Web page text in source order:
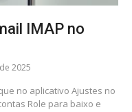
IMAP no
2025
no aplicativo Ajustes no
Role para baixo e